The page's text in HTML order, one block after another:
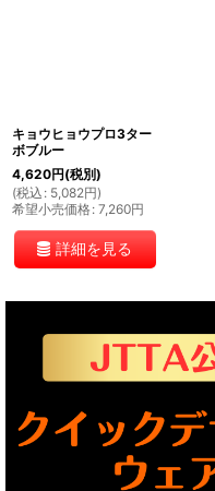
キョウヒョウプロ3ター
ボブルー
4,620円(税別)
(税込 : 5,082円)
希望小売価格: 7,260円
詳細を見る